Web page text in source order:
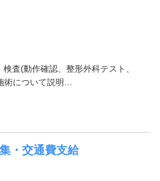
査(動作確認、整形外科テスト、
術について説明…
・交通費支給